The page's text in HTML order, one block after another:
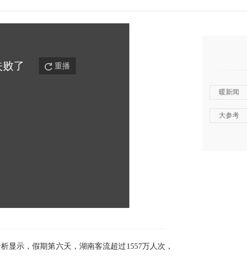
败了 重播
显示，假期第六天，湖南客流超过1557万人次，
暖新闻
大参考